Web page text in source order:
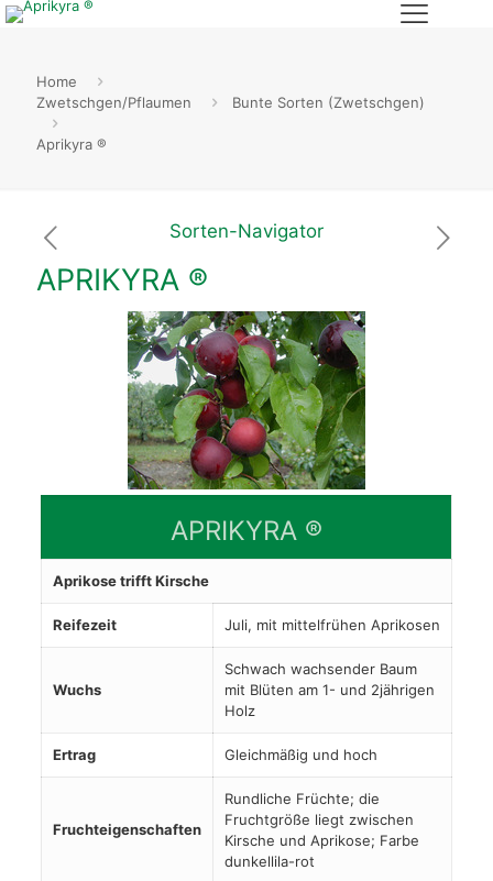
Home
Zwetschgen/Pflaumen
Bunte Sorten (Zwetschgen)
Aprikyra ®
Sorten-Navigator
APRIKYRA ®
APRIKYRA ®
Aprikose trifft Kirsche
Reifezeit Juli, mit mittelfrühen Aprikosen
Wuchs
Schwach wachsender Baum
mit Blüten am 1- und 2jährigen
Holz
Ertrag Gleichmäßig und hoch
Fruchteigenschaften
Rundliche Früchte; die
Fruchtgröße liegt zwischen
Kirsche und Aprikose; Farbe
dunkellila-rot